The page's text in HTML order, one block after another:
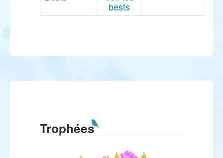
bests
Trophées